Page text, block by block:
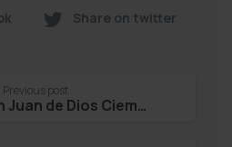
Share on twitter
Previous post
Centro San Juan de Dios Ciempozuelos – Elvira Conde Reina